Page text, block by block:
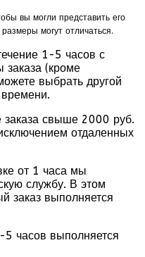
вы могли представить его
могут отличаться.
1-5 часов с
(кроме
выбрать другой
заказа свыше 2000 руб.
отдаленных
от 1 часа мы
службу. В этом
заказ выполняется
часов выполняется